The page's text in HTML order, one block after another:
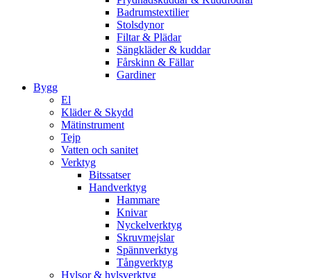
Badrumstextilier
Stolsdynor
Filtar & Plädar
Sängkläder & kuddar
Fårskinn & Fällar
Gardiner
Bygg
El
Kläder & Skydd
Mätinstrument
Tejp
Vatten och sanitet
Verktyg
Bitssatser
Handverktyg
Hammare
Knivar
Nyckelverktyg
Skruvmejslar
Spännverktyg
Tångverktyg
Hylsor & hylsverktyg